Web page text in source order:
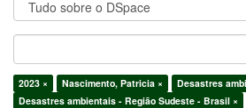
2023 × Nascimento, Patricia ×
Desastres
Desastres ambientais - Região Sudeste - Brasil ×